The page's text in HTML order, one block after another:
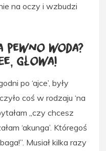
na oczy i wzbudzi
pewno woda?
głowa!
po ‘ajce’, były
coś w rodzaju ‘na
„czy chcesz
‘akunga’. Któregoś
Musiał kilka razy